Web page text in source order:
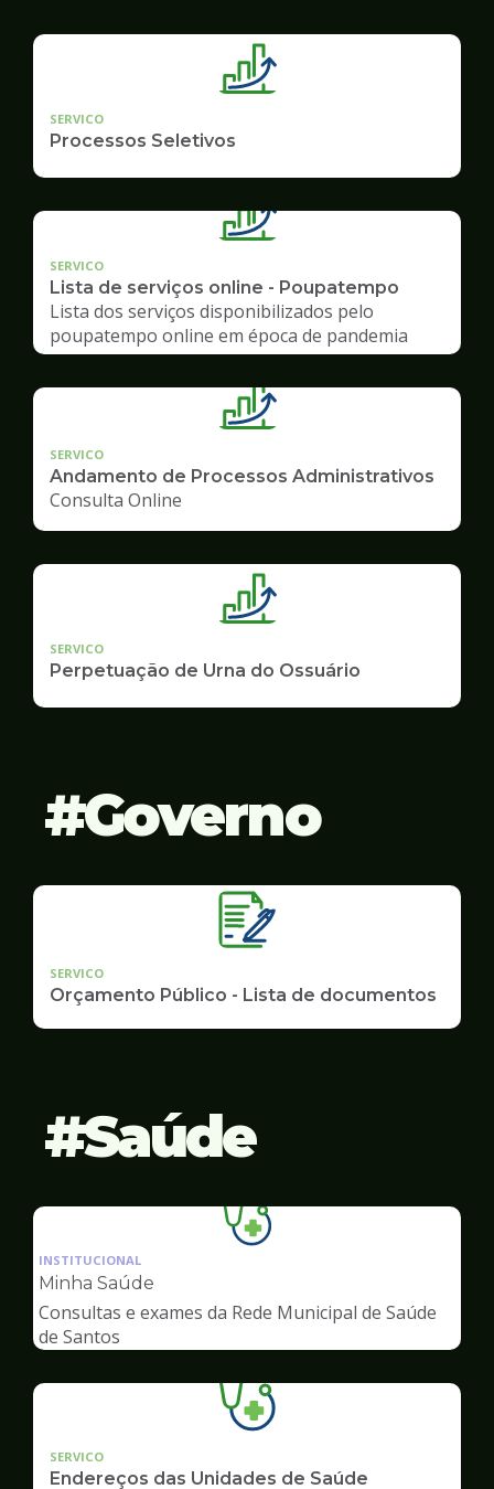
SERVICO
Processos Seletivos
SERVICO
Lista de serviços online - Poupatempo
Lista dos serviços disponibilizados pelo
poupatempo online em época de pandemia
SERVICO
Andamento de Processos Administrativos
Consulta Online
SERVICO
Perpetuação de Urna do Ossuário
Governo
SERVICO
Orçamento Público - Lista de documentos
Saúde
Ilustração
da
de
Saúde
INSTITUCIONAL
Minha Saúde
Consultas e exames da Rede Municipal de Saúde
de Santos
SERVICO
Endereços das Unidades de Saúde